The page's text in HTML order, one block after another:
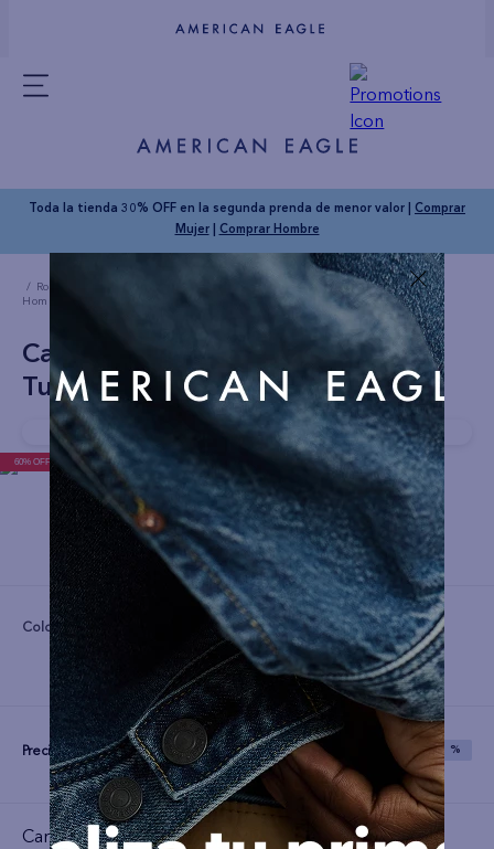
Toda la tienda 30% OFF en la segunda prenda de menor valor | Comprar
Mujer| Comprar Hombre
Ropa Hombre
Camisa AE manga corta x Manuel Turizo de
Hombre
Camisa AE manga corta x Manuel
Turizo de Hombre
Última unidad disponible
60% OFF
Color:
Precio: S/ 99 S/ 249 SAVE 60 %
Cargando el resumen…